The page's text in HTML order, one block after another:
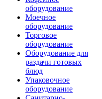
оборудование
Моечное
оборудование
Торговое
оборудование
Оборудование для
раздачи готовых
блюд
Упаковочное
оборудование